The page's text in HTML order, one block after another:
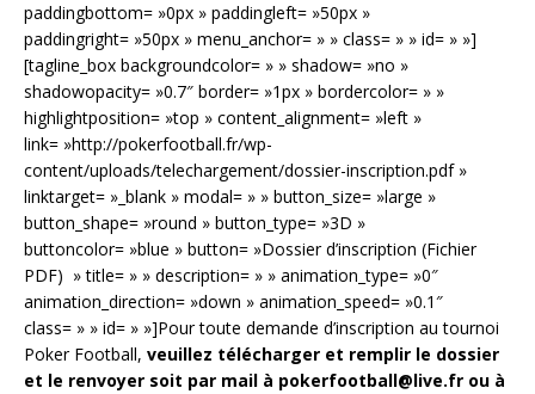
paddingbottom= »0px » paddingleft= »50px »
paddingright= »50px » menu_anchor= » » class= » » id= » »]
[tagline_box backgroundcolor= » » shadow= »no »
shadowopacity= »0.7″ border= »1px » bordercolor= » »
highlightposition= »top » content_alignment= »left »
link= »http://pokerfootball.fr/wp-
content/uploads/telechargement/dossier-inscription.pdf »
linktarget= »_blank » modal= » » button_size= »large »
button_shape= »round » button_type= »3D »
buttoncolor= »blue » button= »Dossier d’inscription (Fichier
PDF) » title= » » description= » » animation_type= »0″
animation_direction= »down » animation_speed= »0.1″
class= » » id= » »]Pour toute demande d’inscription au tournoi
Poker Football, veuillez télécharger et remplir le dossier
et le renvoyer soit par mail à pokerfootball@live.fr ou à